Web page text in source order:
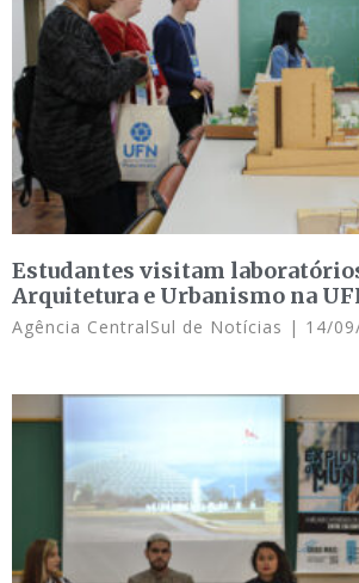
Estudantes visitam
Arquitetura e Urbanismo na
Agência CentralSul de Notícias 14/